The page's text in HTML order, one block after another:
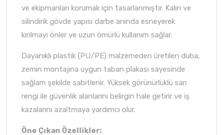
ve ekipmanları korumak için tasarlanmıştır. Kalın ve
silindirik gövde yapısı darbe anında esneyerek
kırılmayı önler ve uzun ömürlü kullanım sağlar.
Dayanıklı plastik (PU/PE) malzemeden üretilen duba,
zemin montajına uygun taban plakası sayesinde
sağlam şekilde sabitlenir. Yüksek görünürlüklü sarı
rengi ile güvenlik alanlarını belirgin hale getirir ve iş
kazalarını azaltmaya yardımcı olur.
Öne Çıkan Özellikler: